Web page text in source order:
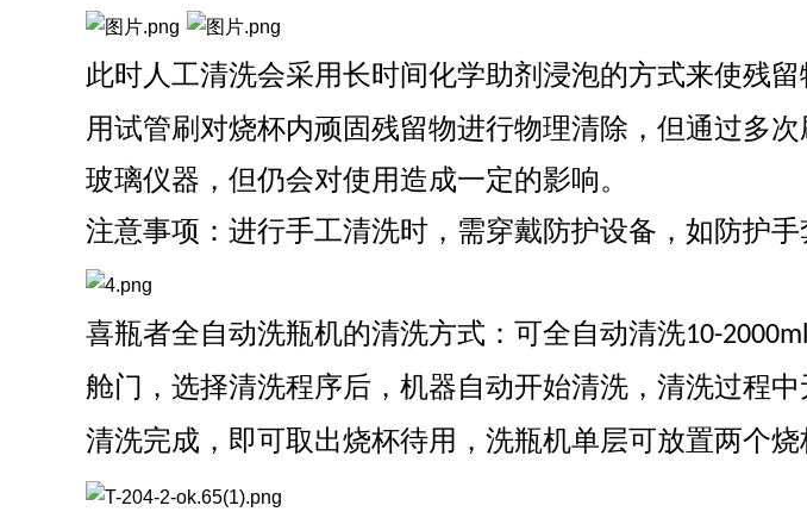
自动洗瓶机
A系列
实验室洗瓶机
实验室洗瓶机
实验室洗瓶机
实验
此时人工清洗会采用长时间化学助剂浸泡的方式来使残
用试管刷对烧杯内顽固残留物进行物理清除，但通过多
玻璃仪器，但仍会对使用造成一定的影响。
注意事项：进行手工清洗时，需穿戴防护设备，如防护
喜瓶者全自动洗瓶机的清洗方式：可全自动清洗10-2000ml
舱门，选择清洗程序后，机器自动开始清洗，清洗过程中
清洗完成，即可取出烧杯待用，洗瓶机单层可放置两个